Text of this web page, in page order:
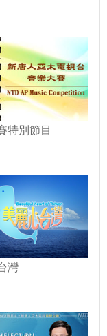
特別節目
灣